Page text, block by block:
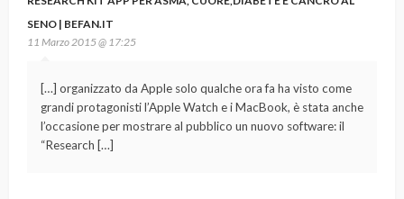
SENO | BEFAN.IT
11 Marzo 2015 @ 17:25
[…] organizzato da Apple solo qualche ora fa ha visto come
grandi protagonisti l’Apple Watch e i MacBook, è stata anche
l’occasione per mostrare al pubblico un nuovo software: il
“Research […]